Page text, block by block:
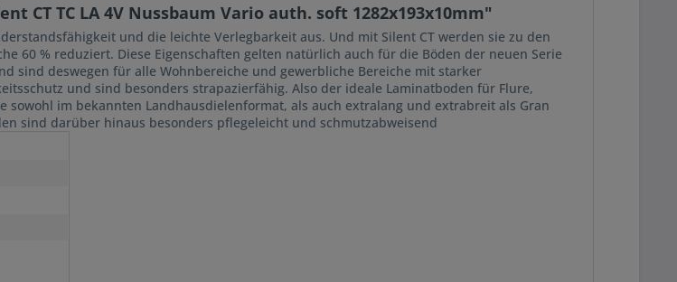
CT TC LA 4V Nussbaum Vario auth. soft 1282x193x10mm"
und die leichte Verlegbarkeit aus. Und mit Silent CT werden sie zu den
60 % reduziert. Diese Eigenschaften gelten natürlich auch für die Böden der neuen Serie
sind deswegen für alle Wohnbereiche und gewerbliche Bereiche mit starker
und sind besonders strapazierfähig. Also der ideale Laminatboden für Flure,
sowohl im bekannten Landhausdielenformat, als auch extralang und extrabreit als Gran
sind darüber hinaus besonders pflegeleicht und schmutzabweisend